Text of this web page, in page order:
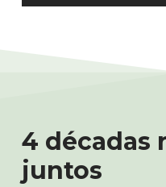
4 décadas
juntos